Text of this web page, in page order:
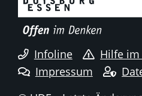
Infoline
Hilfe
Impressum